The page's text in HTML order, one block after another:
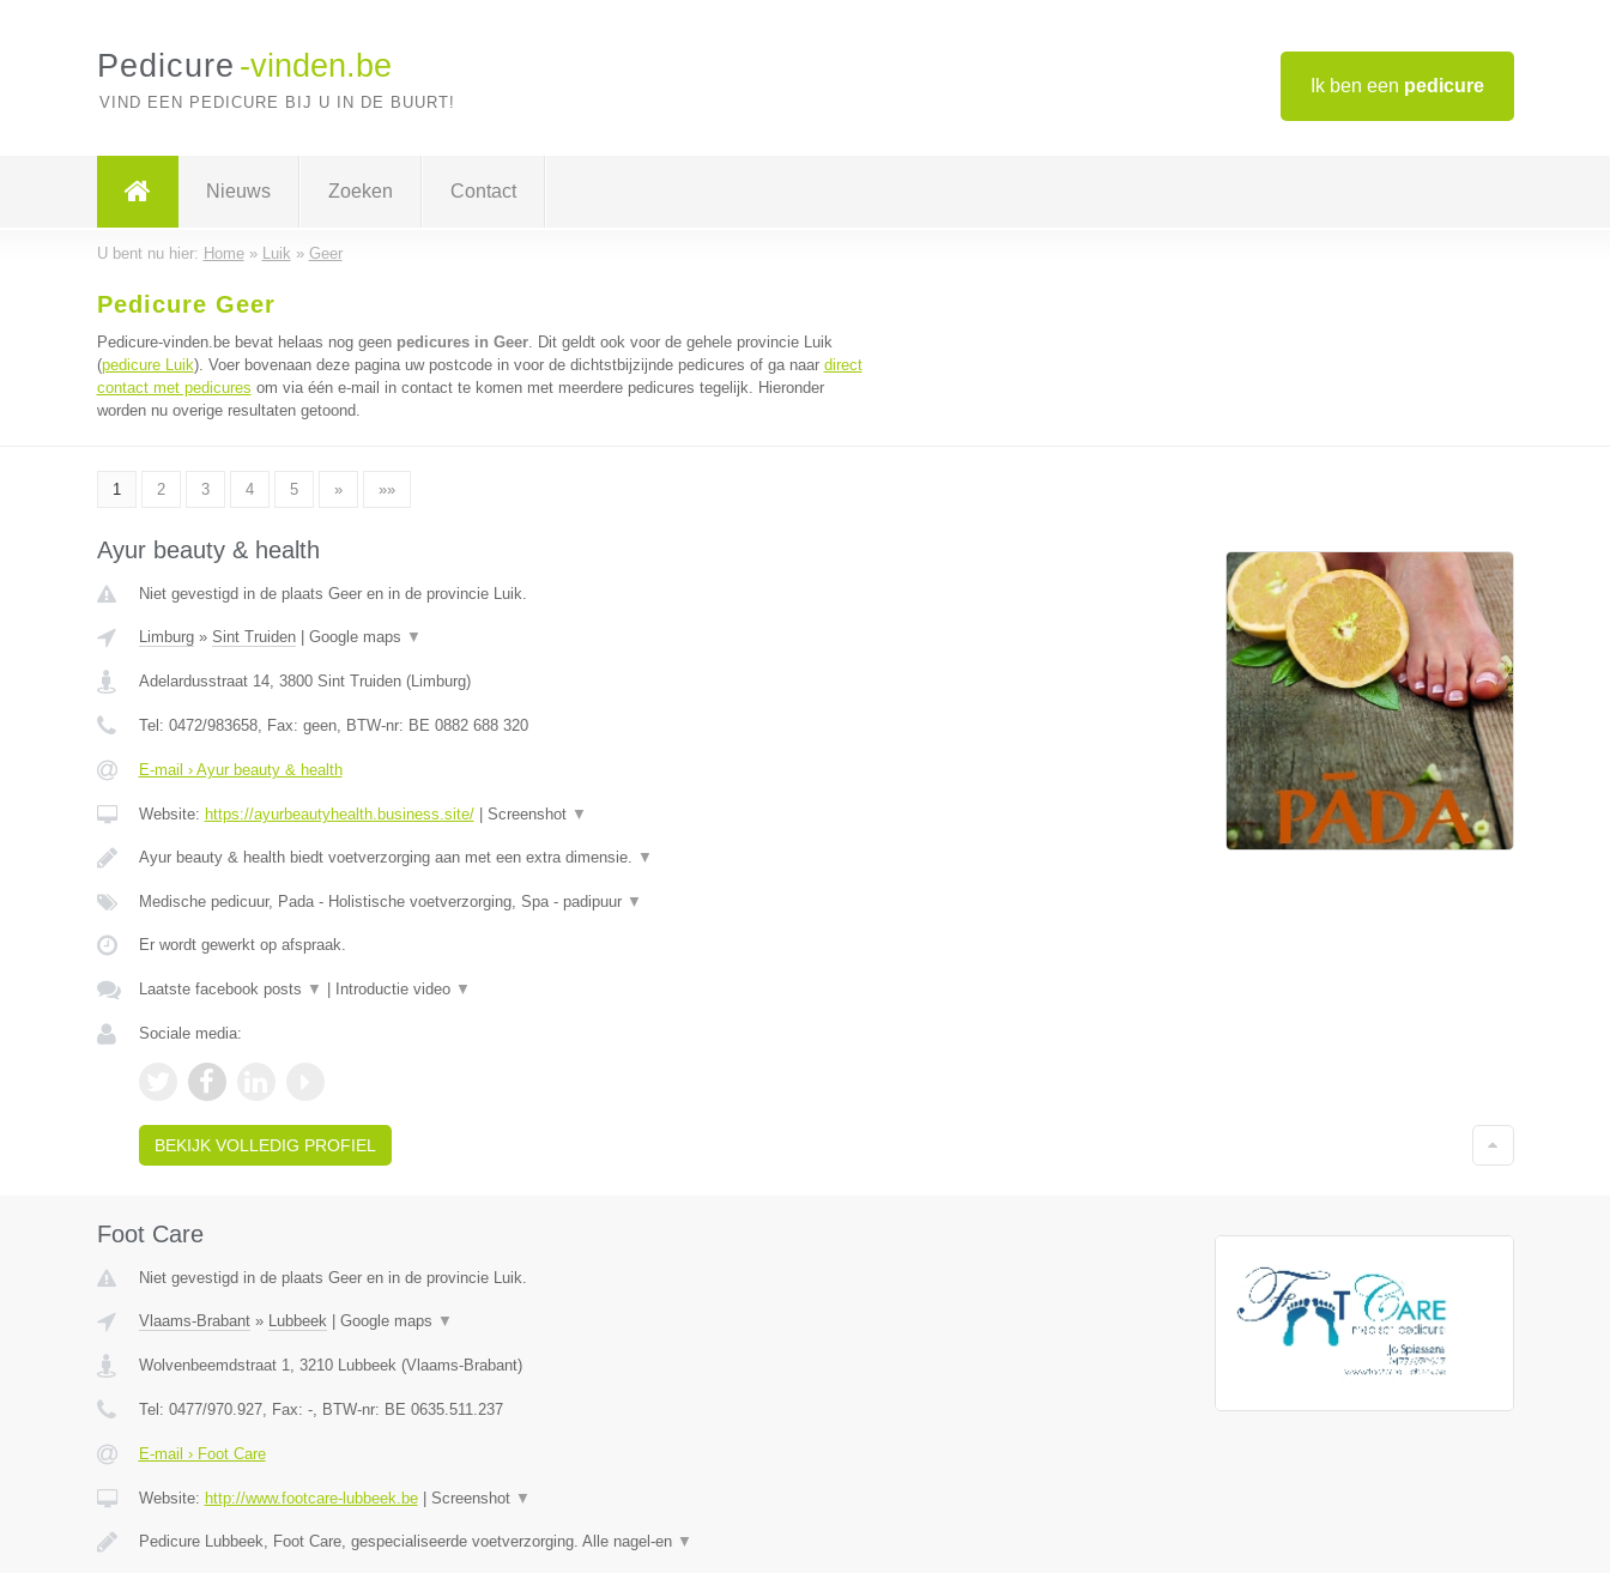
Ik ben een pedicure
Pedicure -vinden.be
VIND EEN PEDICURE BIJ U IN DE BUURT!
Nieuws Zoeken Contact
U bent nu hier: Home» Luik » Geer
Pedicure Geer
Pedicure-vinden.be bevat helaas nog geen pedicures in Geer. Dit geldt ook voor de gehele provincie Luik
(pedicure Luik). Voer bovenaan deze pagina uw postcode in voor de dichtstbijzijnde pedicures of ga naar direct
contact met pedicures om via één e-mail in contact te komen met meerdere pedicures tegelijk. Hieronder
worden nu overige resultaten getoond.
1 2 3 4 5 » »»
Ayur beauty & health
Niet gevestigd in de plaats Geer en in de provincie Luik.
Limburg» Sint Truiden| Google maps ▼
Adelardusstraat 14, 3800 Sint Truiden(Limburg)
Tel: 0472/983658, Fax: geen, BTW-nr: BE 0882 688 320
E-mail › Ayur beauty & health
Website: https://ayurbeautyhealth.business.site/| Screenshot ▼
Ayur beauty & health biedt voetverzorging aan met een extra dimensie. ▼
Medische pedicuur, Pada - Holistische voetverzorging, Spa - padipuur ▼
Er wordt gewerkt op afspraak.
Laatste facebook posts ▼ Introductie video ▼
Sociale media:
BEKIJK VOLLEDIG PROFIEL
Foot Care
Niet gevestigd in de plaats Geer en in de provincie Luik.
Vlaams-Brabant» Lubbeek| Google maps ▼
Wolvenbeemdstraat 1, 3210 Lubbeek(Vlaams-Brabant)
Tel: 0477/970.927, Fax: -, BTW-nr: BE 0635.511.237
E-mail › Foot Care
Website: http://www.footcare-lubbeek.be| Screenshot ▼
Pedicure Lubbeek, Foot Care, gespecialiseerde voetverzorging. Alle nagel-en ▼